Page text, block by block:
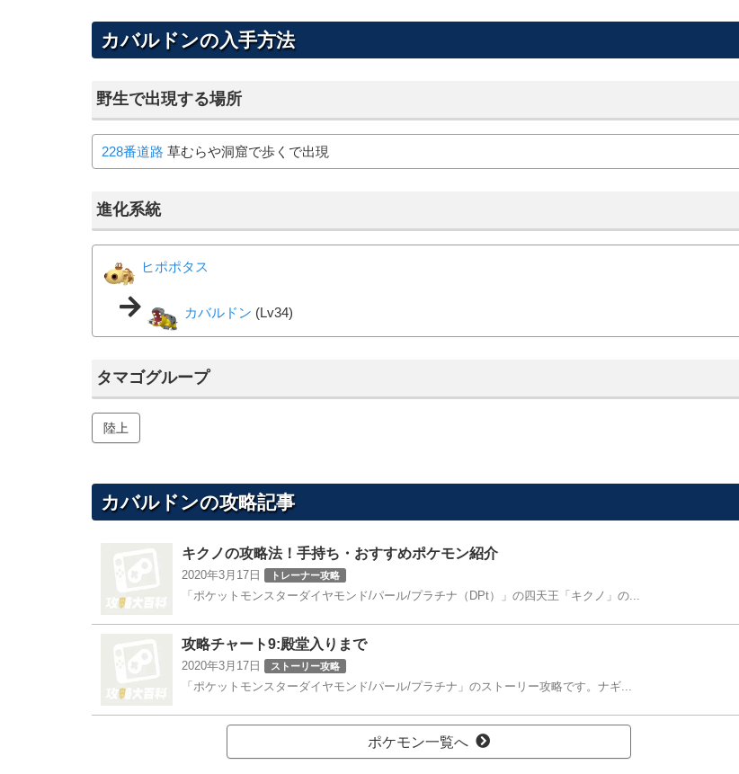
カバルドンの入手方法
野生で出現する場所
228番道路 草むらや洞窟で歩くで出現
進化系統
ヒポポタス
カバルドン (Lv34)
タマゴグループ
陸上
カバルドンの攻略記事
キクノの攻略法！手持ち・おすすめポケモン紹介
2020年3月17日 トレーナー攻略
「ポケットモンスターダイヤモンド/パール/プラチナ（DPt）」の四天王「キクノ」の...
攻略チャート9:殿堂入りまで
2020年3月17日 ストーリー攻略
「ポケットモンスターダイヤモンド/パール/プラチナ」のストーリー攻略です。ナギ...
ポケモン一覧へ